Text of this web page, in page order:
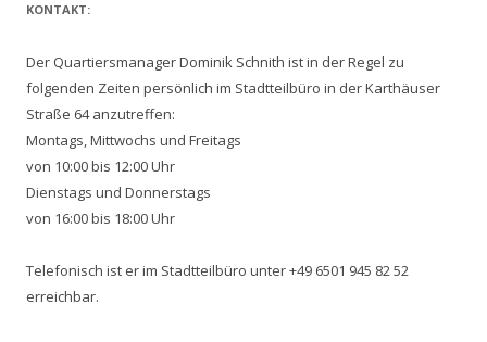
KONTAKT:
Der Quartiersmanager Dominik Schnith ist in der Regel zu
folgenden Zeiten persönlich im Stadtteilbüro in der Karthäuser
Straße 64 anzutreffen:
Montags, Mittwochs und Freitags
von 10:00 bis 12:00 Uhr
Dienstags und Donnerstags
von 16:00 bis 18:00 Uhr
Telefonisch ist er im Stadtteilbüro unter +49 6501 945 82 52
erreichbar.